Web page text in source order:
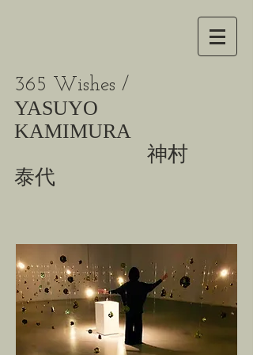
365 Wishes /
YASUYO
KAMIMURA
神村
泰代